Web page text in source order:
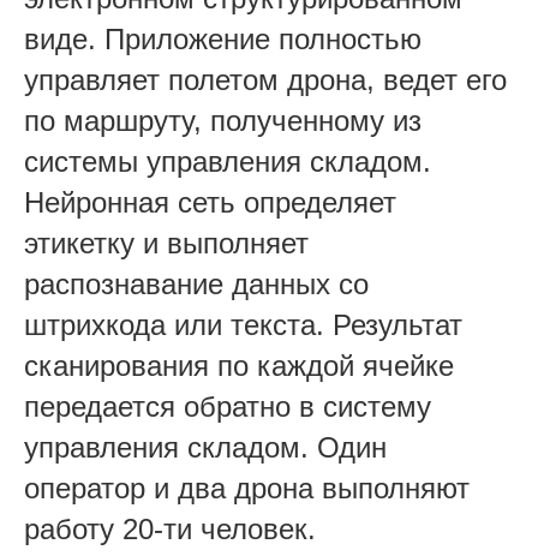
виде. Приложение полностью
управляет полетом дрона, ведет его
по маршруту, полученному из
системы управления складом.
Нейронная сеть определяет
этикетку и выполняет
распознавание данных со
штрихкода или текста. Результат
сканирования по каждой ячейке
передается обратно в систему
управления складом. Один
оператор и два дрона выполняют
работу 20-ти человек.